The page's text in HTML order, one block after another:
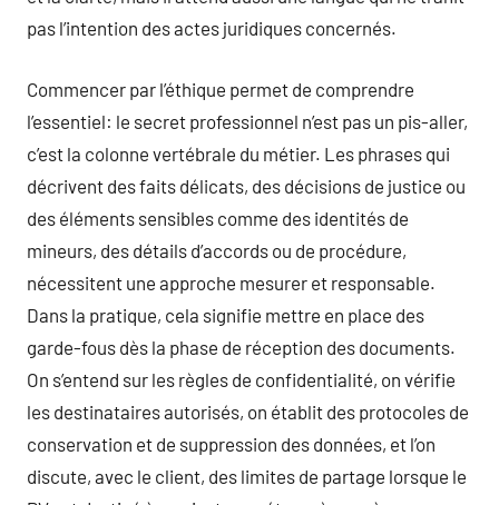
pas l’intention des actes juridiques concernés.
Commencer par l’éthique permet de comprendre
l’essentiel: le secret professionnel n’est pas un pis-aller,
c’est la colonne vertébrale du métier. Les phrases qui
décrivent des faits délicats, des décisions de justice ou
des éléments sensibles comme des identités de
mineurs, des détails d’accords ou de procédure,
nécessitent une approche mesurer et responsable.
Dans la pratique, cela signifie mettre en place des
garde-fous dès la phase de réception des documents.
On s’entend sur les règles de confidentialité, on vérifie
les destinataires autorisés, on établit des protocoles de
conservation et de suppression des données, et l’on
discute, avec le client, des limites de partage lorsque le